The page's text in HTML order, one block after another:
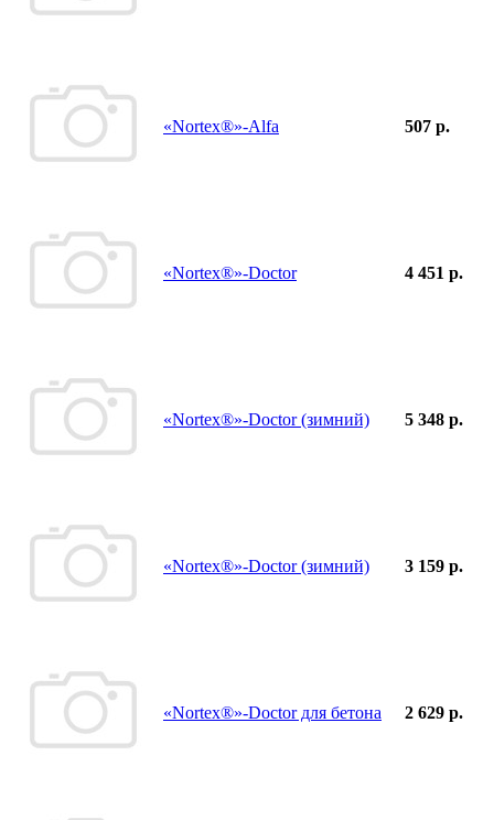
«Nortex®»-Alfa 507 р.
«Nortex®»-Doctor 4 451 р.
«Nortex®»-Doctor (зимний) 5 348 р.
«Nortex®»-Doctor (зимний) 3 159 р.
«Nortex®»-Doctor для бетона 2 629 р.